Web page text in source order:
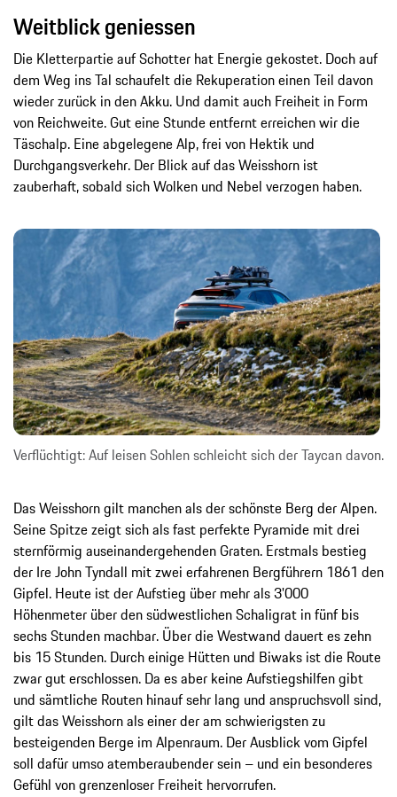
Weitblick geniessen
Die Kletterpartie auf Schotter hat Energie gekostet. Doch auf
dem Weg ins Tal schaufelt die Rekuperation einen Teil davon
wieder zurück in den Akku. Und damit auch Freiheit in Form
von Reichweite. Gut eine Stunde entfernt erreichen wir die
Täschalp. Eine abgelegene Alp, frei von Hektik und
Durchgangsverkehr. Der Blick auf das Weisshorn ist
zauberhaft, sobald sich Wolken und Nebel verzogen haben.
Verflüchtigt: Auf leisen Sohlen schleicht sich der Taycan davon.
Das Weisshorn gilt manchen als der schönste Berg der Alpen.
Seine Spitze zeigt sich als fast perfekte Pyramide mit drei
sternförmig auseinandergehenden Graten. Erstmals bestieg
der Ire John Tyndall mit zwei erfahrenen Bergführern 1861 den
Gipfel. Heute ist der Aufstieg über mehr als 3'000
Höhenmeter über den südwestlichen Schaligrat in fünf bis
sechs Stunden machbar. Über die Westwand dauert es zehn
bis 15 Stunden. Durch einige Hütten und Biwaks ist die Route
zwar gut erschlossen. Da es aber keine Aufstiegshilfen gibt
und sämtliche Routen hinauf sehr lang und anspruchsvoll sind,
gilt das Weisshorn als einer der am schwierigsten zu
besteigenden Berge im Alpenraum. Der Ausblick vom Gipfel
soll dafür umso atemberaubender sein – und ein besonderes
Gefühl von grenzenloser Freiheit hervorrufen.